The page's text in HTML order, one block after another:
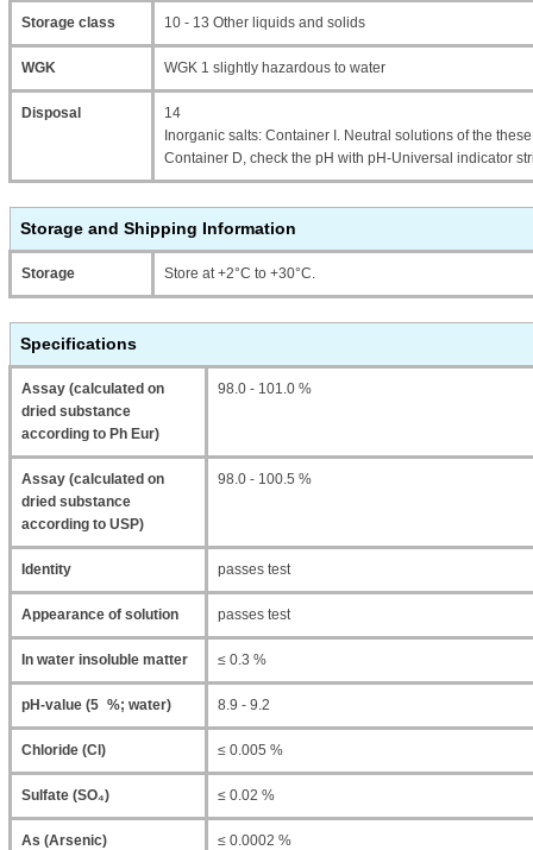
Storage class 10 - 13 Other liquids and solids
WGK WGK 1 slightly hazardous to water
Disposal
14
Inorganic salts: Container I. Neutral solutions of the
Container D, check the pH with pH-Universal indicator
Storage and Shipping Information
Storage Store at +2°C to +30°C.
Specifications
Assay (calculated on
dried substance
according to Ph Eur)
98.0 - 101.0 %
Assay (calculated on
dried substance
according to USP)
98.0 - 100.5 %
Identity passes test
Appearance of solution passes test
In water insoluble matter ≤ 0.3 %
pH-value (5 %; water) 8.9 - 9.2
Chloride (Cl) ≤ 0.005 %
Sulfate (SO₄) ≤ 0.02 %
As (Arsenic) ≤ 0.0002 %